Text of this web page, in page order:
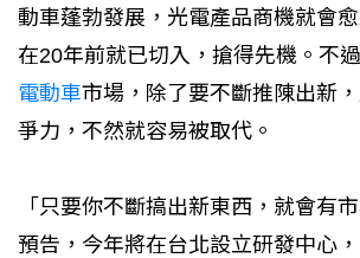
動車蓬勃發展，光電產品商機就會
在20年前就已切入，搶得先機。不
電動車市場，除了要不斷推陳出新
爭力，不然就容易被取代。
「只要你不斷搞出新東西，就會有
預告，今年將在台北設立研發中心